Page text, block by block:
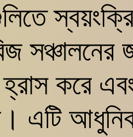
করে
এটি